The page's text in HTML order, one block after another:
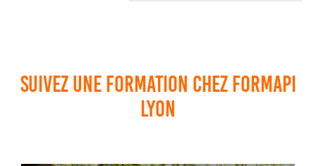
Suivez une formation chez FORMAPI
Lyon